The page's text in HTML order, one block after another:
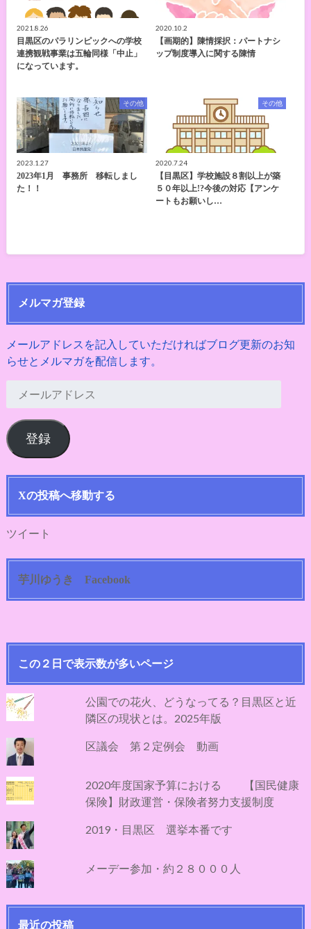
2021.8.26
目黒区のパラリンピックへの学校
連携観戦事業は五輪同様「中止」
になっています。
2020.10.2
【画期的】陳情採択：パートナシ
ップ制度導入に関する陳情
その他
2023.1.27
2023年1月 事務所 移転しまし
た！！
その他
2020.7.24
【目黒区】学校施設８割以上が築
５０年以上!?今後の対応【アンケ
ートもお願いし…
メルマガ登録
メールアドレスを記入していただければブログ更新のお知
らせとメルマガを配信します。
ル
ア
ド
登録
Xの投稿へ移動する
ツイート
芋川ゆうき Facebook
この２日で表示数が多いページ
公園での花火、どうなってる？目黒区と近
隣区の現状とは。2025年版
区議会 第２定例会 動画
2020年度国家予算における 【国民健康
保険】財政運営・保険者努力支援制度
2019・目黒区 選挙本番です
メーデー参加・約２８０００人
最近の投稿